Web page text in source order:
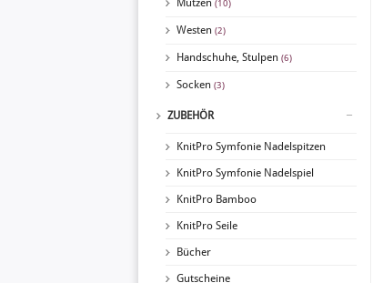
Mützen (10)
Westen (2)
Handschuhe, Stulpen (6)
Socken (3)
ZUBEHÖR
KnitPro Symfonie Nadelspitzen
KnitPro Symfonie Nadelspiel
KnitPro Bamboo
KnitPro Seile
Bücher
Gutscheine